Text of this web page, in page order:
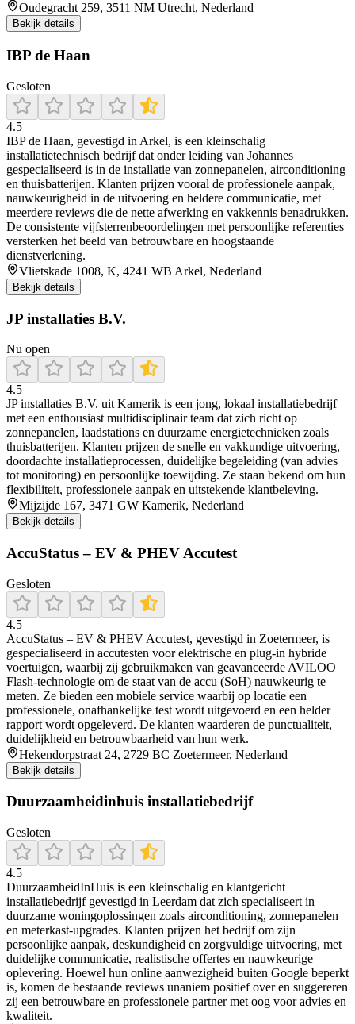
Oudegracht 259, 3511 NM Utrecht, Nederland
Bekijk details
IBP de Haan
Gesloten
4.5
IBP de Haan, gevestigd in Arkel, is een kleinschalig
installatietechnisch bedrijf dat onder leiding van Johannes
gespecialiseerd is in de installatie van zonnepanelen, airconditioning
en thuisbatterijen. Klanten prijzen vooral de professionele aanpak,
nauwkeurigheid in de uitvoering en heldere communicatie, met
meerdere reviews die de nette afwerking en vakkennis benadrukken.
De consistente vijfsterrenbeoordelingen met persoonlijke referenties
versterken het beeld van betrouwbare en hoogstaande
dienstverlening.
Vlietskade 1008, K, 4241 WB Arkel, Nederland
Bekijk details
JP installaties B.V.
Nu open
4.5
JP installaties B.V. uit Kamerik is een jong, lokaal installatiebedrijf
met een enthousiast multidisciplinair team dat zich richt op
zonnepanelen, laadstations en duurzame energietechnieken zoals
thuisbatterijen. Klanten prijzen de snelle en vakkundige uitvoering,
doordachte installatieprocessen, duidelijke begeleiding (van advies
tot monitoring) en persoonlijke toewijding. Ze staan bekend om hun
flexibiliteit, professionele aanpak en uitstekende klantbeleving.
Mijzijde 167, 3471 GW Kamerik, Nederland
Bekijk details
AccuStatus – EV & PHEV Accutest
Gesloten
4.5
AccuStatus – EV & PHEV Accutest, gevestigd in Zoetermeer, is
gespecialiseerd in accutesten voor elektrische en plug‑in hybride
voertuigen, waarbij zij gebruikmaken van geavanceerde AVILOO
Flash‑technologie om de staat van de accu (SoH) nauwkeurig te
meten. Ze bieden een mobiele service waarbij op locatie een
professionele, onafhankelijke test wordt uitgevoerd en een helder
rapport wordt opgeleverd. De klanten waarderen de punctualiteit,
duidelijkheid en betrouwbaarheid van hun werk.
Hekendorpstraat 24, 2729 BC Zoetermeer, Nederland
Bekijk details
Duurzaamheidinhuis installatiebedrijf
Gesloten
4.5
DuurzaamheidInHuis is een kleinschalig en klantgericht
installatiebedrijf gevestigd in Leerdam dat zich specialiseert in
duurzame woningoplossingen zoals airconditioning, zonnepanelen
en meterkast-upgrades. Klanten prijzen het bedrijf om zijn
persoonlijke aanpak, deskundigheid en zorgvuldige uitvoering, met
duidelijke communicatie, realistische offertes en nauwkeurige
oplevering. Hoewel hun online aanwezigheid buiten Google beperkt
is, komen de bestaande reviews unaniem positief over en suggereren
zij een betrouwbare en professionele partner met oog voor advies en
kwaliteit.